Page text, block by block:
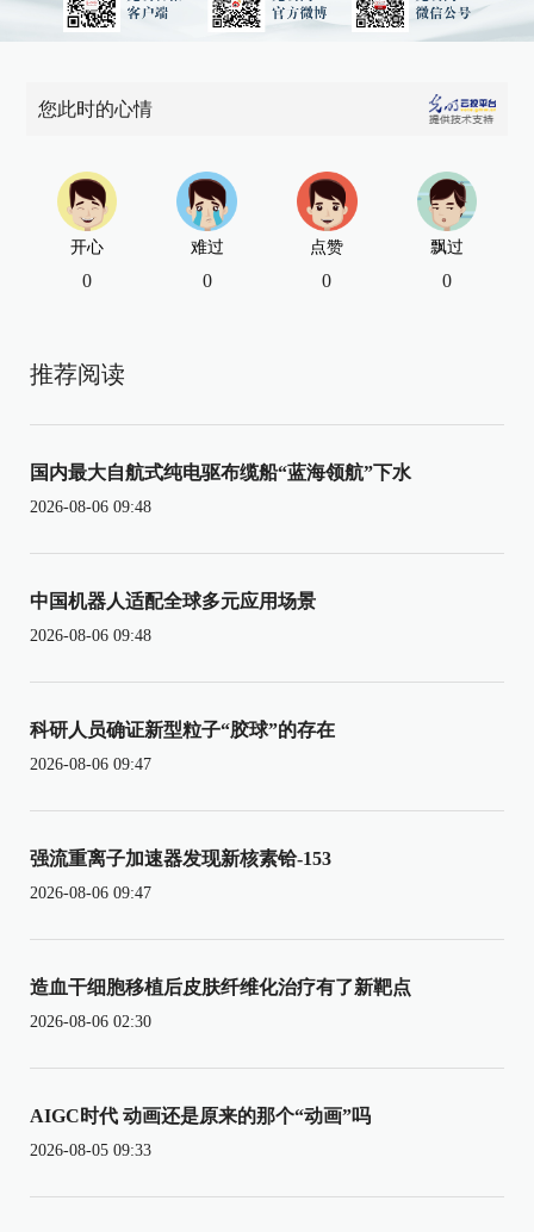
您此时的心情
开心
0
难过
0
点赞
0
飘过
0
推荐阅读
国内最大自航式纯电驱布缆船“蓝海领航”下水
2026-08-06 09:48
中国机器人适配全球多元应用场景
2026-08-06 09:48
科研人员确证新型粒子“胶球”的存在
2026-08-06 09:47
强流重离子加速器发现新核素铪-153
2026-08-06 09:47
造血干细胞移植后皮肤纤维化治疗有了新靶点
2026-08-06 02:30
AIGC时代 动画还是原来的那个“动画”吗
2026-08-05 09:33